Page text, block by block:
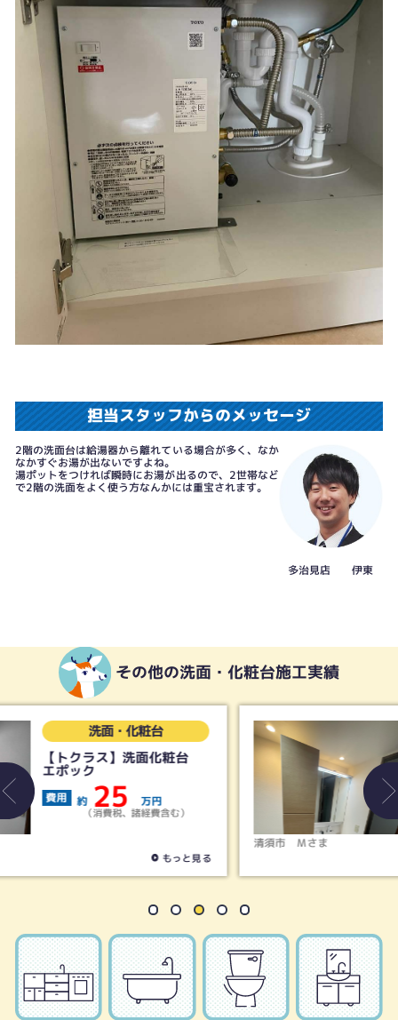
担当スタッフからのメッセージ
2階の洗面台は給湯器から離れている場合が多く、なか
なかすぐお湯が出ないですよね。
湯ポットをつければ瞬時にお湯が出るので、2世帯など
で2階の洗面をよく使う方なんかには重宝されます。
多治見店 伊東
その他の洗面・化粧台施工実績
洗面・化粧台
【LIXIL】洗面化粧台 ク
36 万円
（消費税、諸経費含む）